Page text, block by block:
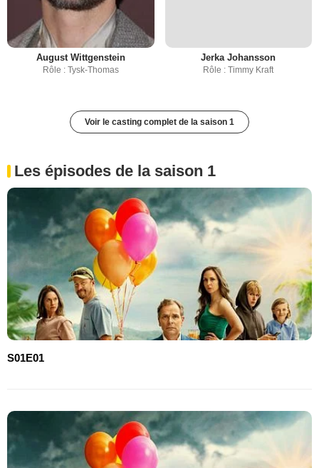
August Wittgenstein
Rôle : Tysk-Thomas
Jerka Johansson
Rôle : Timmy Kraft
Voir le casting complet de la saison 1
Les épisodes de la saison 1
S01E01